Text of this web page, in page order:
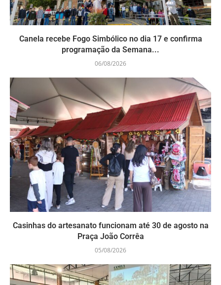
Canela recebe Fogo Simbólico no dia 17 e confirma
programação da Semana...
06/08/2026
Casinhas do artesanato funcionam até 30 de agosto na
Praça João Corrêa
05/08/2026